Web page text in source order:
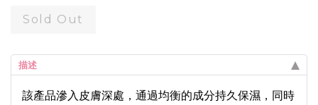
Sold Out
描述
該產品滲入皮膚深處，通過均衡的成分持久保濕，同時